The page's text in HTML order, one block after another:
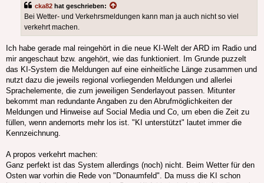
cka82 hat geschrieben:
Bei Wetter- und Verkehrsmeldungen kann man ja auch nicht so viel
verkehrt machen.
Ich habe gerade mal reingehört in die neue KI-Welt der ARD im Radio und
mir angeschaut bzw. angehört, wie das funktioniert. Im Grunde puzzelt
das KI-System die Meldungen auf eine einheitliche Länge zusammen und
nutzt dazu die jeweils regional vorliegenden Meldungen und allerlei
Sprachelemente, die zum jeweiligen Senderlayout passen. Mitunter
bekommt man redundante Angaben zu den Abrufmöglichkeiten der
Meldungen und Hinweise auf Social Media und Co, um eben die Zeit zu
füllen, wenn andernorts mehr los ist. "KI unterstützt" lautet immer die
Kennzeichnung.
A propos verkehrt machen:
Ganz perfekt ist das System allerdings (noch) nicht. Beim Wetter für den
Osten war vorhin die Rede von "Donaumfeld". Da muss die KI schon